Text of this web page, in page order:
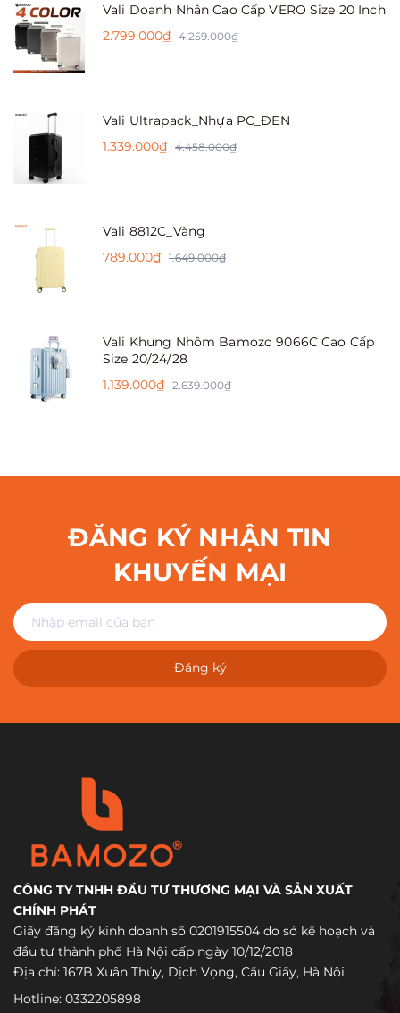
Vali Doanh Nhân Cao Cấp VERO Size 20 Inch
2.799.000₫ 4.259.000₫
Vali Ultrapack_Nhựa PC_ĐEN
1.339.000₫ 4.458.000₫
Vali 8812C_Vàng
789.000₫ 1.649.000₫
Vali Khung Nhôm Bamozo 9066C Cao Cấp
Size 20/24/28
1.139.000₫ 2.639.000₫
ĐĂNG KÝ NHẬN TIN
KHUYẾN MẠI
Đăng ký
CÔNG TY TNHH ĐẦU TƯ THƯƠNG MẠI VÀ SẢN XUẤT
CHÍNH PHÁT
Giấy đăng ký kinh doanh số 0201915504 do sở kế hoạch và
đầu tư thành phố Hà Nội cấp ngày 10/12/2018
Địa chỉ: 167B Xuân Thủy, Dịch Vọng, Cầu Giấy, Hà Nội
Hotline: 0332205898